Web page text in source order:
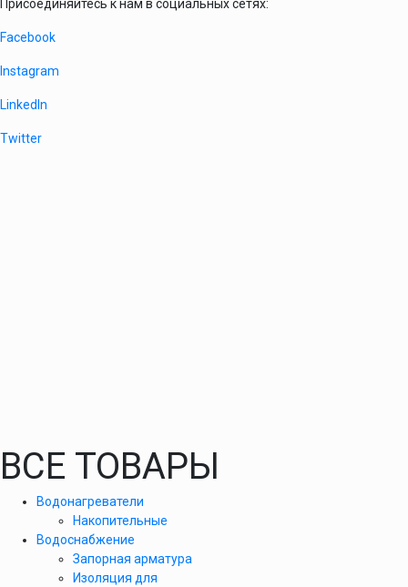
Присоединяйтесь к нам в социальных сетях:
Facebook
Instagram
LinkedIn
Twitter
ВСЕ ТОВАРЫ
Водонагреватели
Накопительные
Водоснабжение
Запорная арматура
Изоляция для